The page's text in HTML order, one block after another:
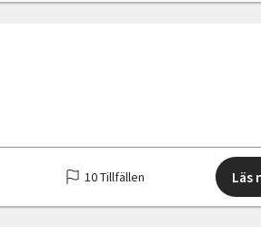
10 Tillfällen Läs